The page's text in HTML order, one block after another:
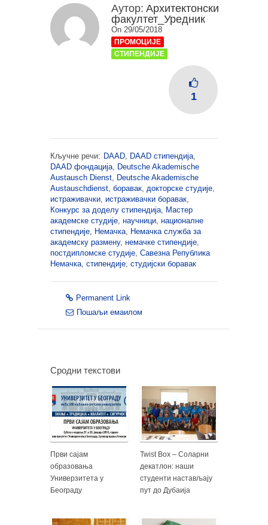
Аутор: Архитектонски
факултет_Уредник
On 29/05/2018
ПРОМОЦИЈЕ
СТИПЕНДИЈЕ
1
Кључне речи: DAAD DAAD стипендија
DAAD фондација
Deutsche Akademische
Austausch Dienst
Deutsche Akademische
Austauschdienst боравак докторске студије
истраживачки истраживачки боравак
Конкурс за доделу стипендија
Мастер
академске студије научници националне
стипендије
Немачка
Немачка служба за
академску размену, немачке стипендије
постдипломске студије Савезна Република
Немачка стипендије студијски боравак
Permanent Link
Пошаљи емаилом
Сродни текстови
Први сајам
образовања
Универзитета у
Београду
Twist Box – Соларни
декатлон: наши
студенти настављају
пут до Дубаија